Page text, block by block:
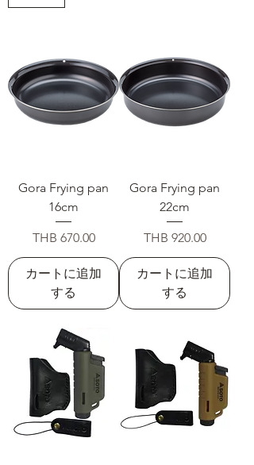
Gora Frying pan
16cm
価格
THB 670.00
カートに追加
する
Gora Frying pan
22cm
価格
THB 920.00
カートに追加
する